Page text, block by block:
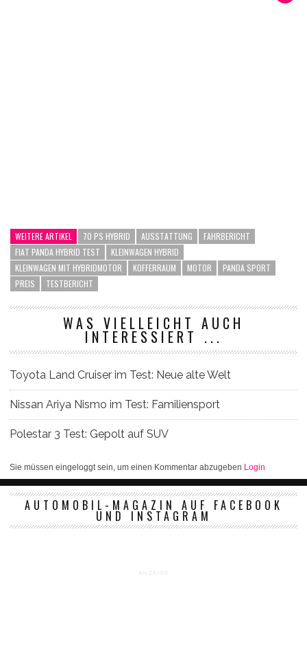
WEITERE ARTIKEL 70 PS HYBRID AUSSTATTUNG
FAHRBERICHT
FIAT PANDA HYBRID TEST
KLEINWAGEN HYBRID
KLEINWAGEN MIT HYBRIDMOTOR
KOFFERRAUM MOTOR
PANDA SPORT
PREIS
TESTBERICHT
WAS VIELLEICHT AUCH
INTERESSIERT ...
Toyota Land Cruiser im Test: Neue alte Welt
Nissan Ariya Nismo im Test: Familiensport
Polestar 3 Test: Gepolt auf SUV
Sie müssen eingeloggt sein, um einen Kommentar abzugeben Login
AUTOMOBIL-MAGAZIN AUF FACEBOOK
UND INSTAGRAM
ANZEIGE